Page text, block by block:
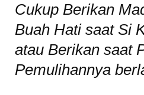
Cukup Berikan
Buah Hati saat Si
atau Berikan saat
Pemulihannya